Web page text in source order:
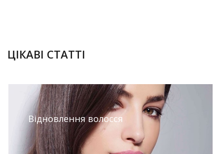
ЦІКАВІ СТАТТІ
Відновлення волосся